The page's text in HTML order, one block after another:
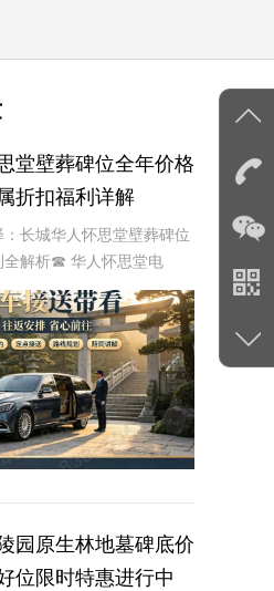
堂壁葬碑位全年价格
折扣福利详解
长城华人怀思堂壁葬碑位
全解析☎ 华人怀思堂电
随着现代人对身后事的规
作为一种绿色、节地的殡
大众视野。长城华人怀思
园原生林地墓碑底价
位限时特惠进行中